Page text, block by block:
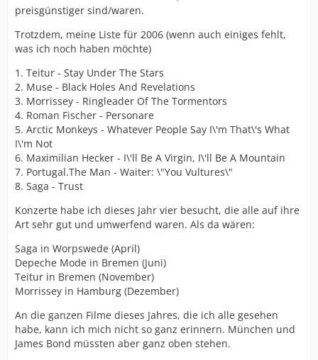
preisgünstiger sind/waren.
Trotzdem, meine Liste für 2006 (wenn auch einiges fehlt,
was ich noch haben möchte)
1. Teitur - Stay Under The Stars
2. Muse - Black Holes And Revelations
3. Morrissey - Ringleader Of The Tormentors
4. Roman Fischer - Personare
5. Arctic Monkeys - Whatever People Say I\'m That\'s What
I\'m Not
6. Maximilian Hecker - I\'ll Be A Virgin, I\'ll Be A Mountain
7. Portugal.The Man - Waiter: \"You Vultures\"
8. Saga - Trust
Konzerte habe ich dieses Jahr vier besucht, die alle auf ihre
Art sehr gut und umwerfend waren. Als da wären:
Saga in Worpswede (April)
Depeche Mode in Bremen (Juni)
Teitur in Bremen (November)
Morrissey in Hamburg (Dezember)
An die ganzen Filme dieses Jahres, die ich alle gesehen
habe, kann ich mich nicht so ganz erinnern. München und
James Bond müssten aber ganz oben stehen.